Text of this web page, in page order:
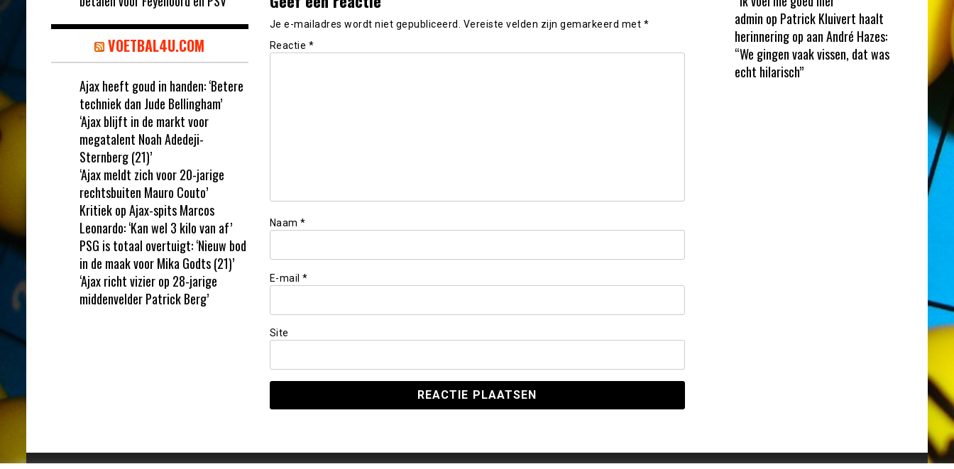
Je e-mailadres wordt niet gepubliceerd. Vereiste velden zijn gemarkeerd met *
Reactie *
Naam *
E-mail *
Site
VOETBAL4U.COM
Ajax heeft goud in handen: ‘Betere
techniek dan Jude Bellingham’
‘Ajax blijft in de markt voor
megatalent Noah Adedeji-
Sternberg (21)’
‘Ajax meldt zich voor 20-jarige
rechtsbuiten Mauro Couto’
Kritiek op Ajax-spits Marcos
Leonardo: ‘Kan wel 3 kilo van af’
PSG is totaal overtuigt: ‘Nieuw bod
in de maak voor Mika Godts (21)’
‘Ajax richt vizier op 28-jarige
middenvelder Patrick Berg’
admin op Patrick Kluivert haalt
herinnering op aan André Hazes:
“We gingen vaak vissen, dat was
echt hilarisch”